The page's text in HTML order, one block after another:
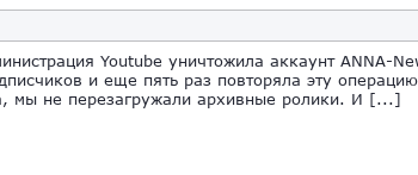
Youtube уничтожила аккаунт ANNA-
и еще пять раз повторяла эту
мы не перезагружали архивные ролики. И [...]